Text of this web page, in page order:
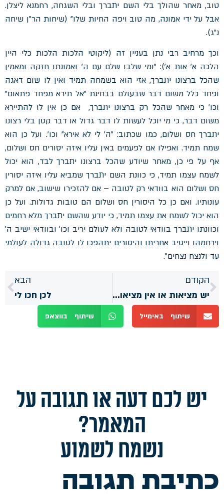
טוב, מאחר שהולך בלי השם יתברך ובלי השגחה, רחמנא ליצלן.
אבל על ידי אמונה, מה טוב ויפה החיות שלו" (שיחות הר"ן שיחה
נ"ג).
וכך מרחיב רבי נתן בעניין זה (ליקוטי הלכות הלכות כלי היין
הלכה א' אות א'): "ומי שלבו שלם עם ה' ואמונתו חזקה ומאמין
שהכל ברצונו יתברך, אזי הוא בשמחה תמיד ואין לו שום דאגה
ופחד כלל משום דבר שבעולם בבחינת "אל תירא מפחד פתאום"
וכו' כי מאחר שהכל רק ברצונו יתברך, אם כן אין לו להתיירא
משום דבר, כי מי יוכל לעשות לו דבר גדול או דבר קטן בלי רצונו
יתברך חס ושלום, כמו שכתוב: "ה' לי לא אירא" וכו'. ועל כן הוא
שמח תמיד. ואפילו אם לפעמים באין עליו איזה יסורים חס ושלום,
אף על פי כן, מאחר שיודע שהכל ברצונו יתברך לבד, הוא יכול
לשמח עצמו תמיד, כי כוונת השם יתברך שמביא עליו איזה יסורין
חס ושלום הוא בוודאי רק לטובה – אם להזכירו שישוב, אם למרק
עונותיו. ואם כן כל היסורין חס ושלום הם טובות גדולות. ועל כן
הוא יכול לשמח את עצמו תמיד, כי יודע שהשם יתברך מלא רחמים
וכוונתו יתברך בוודאי לטובה ולא לעולם יריב וכו' ובוודאי ישיב ה'
וירחמהו וייטיב אחריתו והיסורים יתהפכו לו לטובה גדולה לעולמי
עד ולנצח נצחים".
הקודם
יש מציאות או אין מציאות? (מתוך הספר "התכלית של הכל זה אושר גדול")
הבא
לכן חכו לי
שיתוף באימייל שיתוף בווצאפ
יש לכם דעה או תגובה על
המאמר?
נשמח לשמוע
כתיבת תגובה